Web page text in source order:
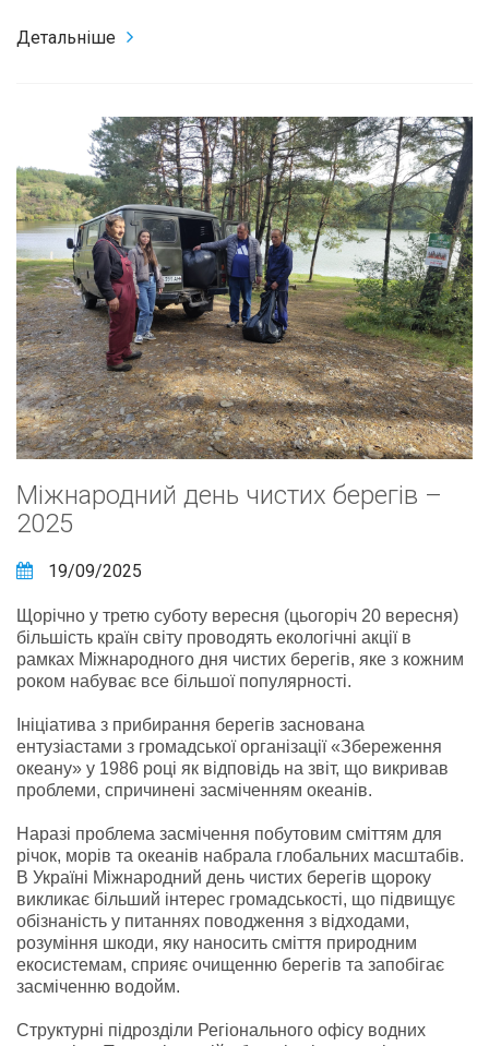
Детальніше
Міжнародний день чистих берегів –
2025
19/09/2025
Щорічно у третю суботу вересня (цьогоріч 20 вересня)
більшість країн світу проводять екологічні акції в
рамках Міжнародного дня чистих берегів, яке з кожним
роком набуває все більшої популярності.
Ініціатива з прибирання берегів заснована
ентузіастами з громадської організації «Збереження
океану» у 1986 році як відповідь на звіт, що викривав
проблеми, спричинені засміченням океанів.
Наразі проблема засмічення побутовим сміттям для
річок, морів та океанів набрала глобальних масштабів.
В Україні Міжнародний день чистих берегів щороку
викликає більший інтерес громадськості, що підвищує
обізнаність у питаннях поводження з відходами,
розуміння шкоди, яку наносить сміття природним
екосистемам, сприяє очищенню берегів та запобігає
засміченню водойм.
Структурні підрозділи Регіонального офісу водних